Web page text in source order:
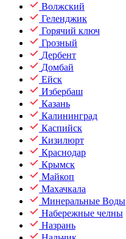
Волжский
Геленджик
Горячий ключ
Грозный
Дербент
Домбай
Ейск
Избербаш
Казань
Калининград
Каспийск
Кизилюрт
Краснодар
Крымск
Майкоп
Махачкала
Минеральные Воды
Набережные челны
Назрань